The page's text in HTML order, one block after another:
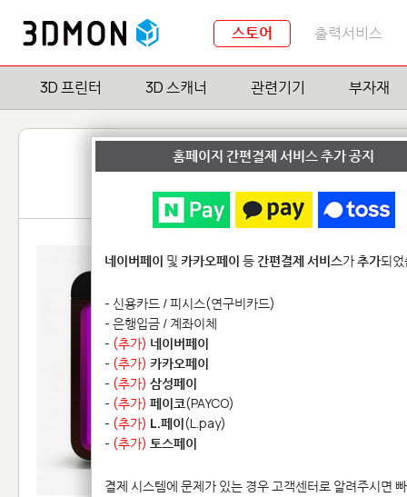
스토어 출력서비스
3D 프린터 3D 스캐너 관련기기 부자재
홈페이지 간편결제 서비스 추가 공지
네이버페이 및 카카오페이 등간편결제 서비스가추가되
- 신용카드 / 피시스(연구비카드)
- 은행입금 / 계좌이체
- (추가) 네이버페이
- (추가) 카카오페이
- (추가) 삼성페이
- (추가) 페이코(PAYCO)
- (추가) L.페이(L.pay)
- (추가) 토스페이
결제 시스템에 문제가 있는 경우 고객센터로 알려주시면